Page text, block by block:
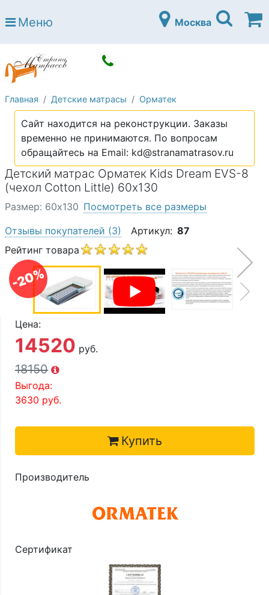
Страна матрасов
Open submenu (Матрасы)
Open submenu (Кровати)
Кровати
Open submenu (Аксессуары)
Open submenu (Диваны)
Диваны
Open submenu (Постельное белье)
Постельное белье
Open submenu (Мебель)
Мебель
Open submenu (Основания)
Основания
Детские матрасы
Детские кровати
Open submenu (Шкафы)
Шкафы
О компании
Контакты
Доставка по городу
Меню Москва
Главная Детские матрасы Орматек
Сайт находится на реконструкции. Заказы
временно не принимаются. По вопросам
обращайтесь на Email: kd@stranamatrasov.ru
Детский матрас Орматек Kids Dream EVS-8
(чехол Cotton Little) 60х130
-20%
Размер: 60х130 Посмотреть все размеры
Отзывы покупателей (3) Артикул: 87
Рейтинг товара
Цена:
14520 руб.
18150
Выгода:
3630 руб.
Купить
Производитель
Сертификат